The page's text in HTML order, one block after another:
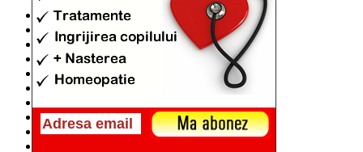
Diete si cure de slabire
(706)
Afectiuni si Boli
(401)
Corpul de la A la Z(315)
Medicina Naturista
Anatomie
(295)
Alimentatia(259)
Sanatatea si Preventia(170)
Interventii si Tratamente(167)